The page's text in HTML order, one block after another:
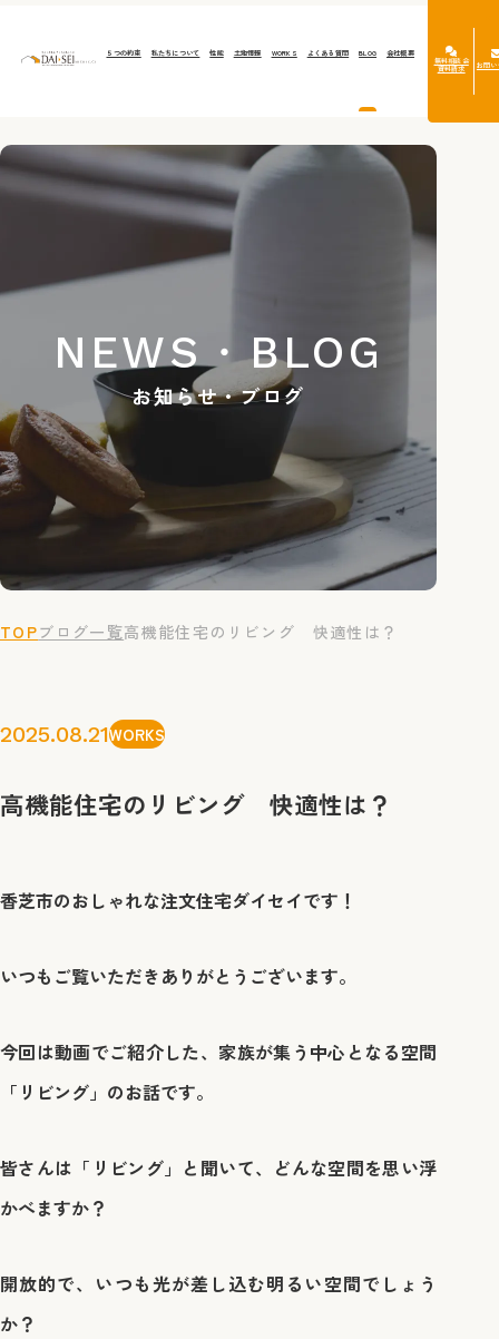
５つの約束 私たちについて 性能 土地情報 WORKS よくある質問 BLOG 会社概要
無料相談会
資料請求 お問い
NEWS・BLOG
お知らせ・ブログ
TOPブログ一覧高機能住宅のリビング 快適性は？
2025.08.21WORKS
高機能住宅のリビング 快適性は？
香芝市のおしゃれな注文住宅ダイセイです！
いつもご覧いただきありがとうございます。
今回は動画でご紹介した、家族が集う中心となる空間
「リビング」のお話です。
皆さんは「リビング」と聞いて、どんな空間を思い浮
かべますか？
開放的で、いつも光が差し込む明るい空間でしょう
か？